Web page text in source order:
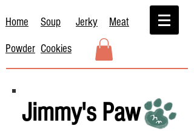
Home Soup Jerky Meat
Powder Cookies
Jimmy's Paw